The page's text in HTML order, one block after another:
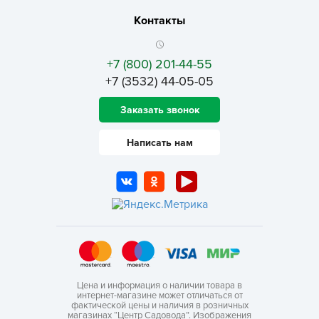
Контакты
+7 (800) 201-44-55
+7 (3532) 44-05-05
Заказать звонок
Написать нам
Цена и информация о наличии товара в
интернет-магазине может отличаться от
фактической цены и наличия в розничных
магазинах “Центр Садовода”. Изображения